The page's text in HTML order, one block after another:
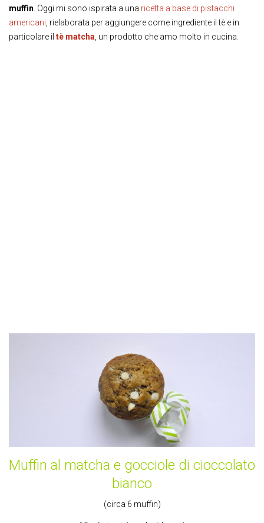
muffin. Oggi mi sono ispirata a una ricetta a base di pistacchi
americani, rielaborata per aggiungere come ingrediente il tè e in
particolare il tè matcha, un prodotto che amo molto in cucina.
Muffin al matcha e gocciole di cioccolato
bianco
(circa 6 muffin)